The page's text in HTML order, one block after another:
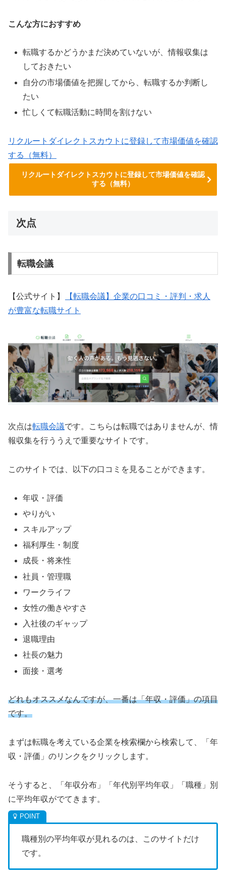
こんな方におすすめ
転職するかどうかまだ決めていないが、情報収集は
しておきたい
自分の市場価値を把握してから、転職するか判断し
たい
忙しくて転職活動に時間を割けない
リクルートダイレクトスカウトに登録して市場価値を確認
する（無料）
リクルートダイレクトスカウトに登録して市場価値を確認
する（無料）
次点
転職会議
【公式サイト】
【転職会議】企業の口コミ・評判・求人
が豊富な転職サイト
次点は転職会議です。こちらは転職ではありませんが、情
報収集を行ううえで重要なサイトです。
このサイトでは、以下の口コミを見ることができます。
年収・評価
やりがい
スキルアップ
福利厚生・制度
成長・将来性
社員・管理職
ワークライフ
女性の働きやすさ
入社後のギャップ
退職理由
社長の魅力
面接・選考
どれもオススメなんですが、一番は「年収・評価」の項目
です。
まずは転職を考えている企業を検索欄から検索して、「年
収・評価」のリンクをクリックします。
そうすると、「年収分布」「年代別平均年収」「職種」別
に平均年収がでてきます。
職種別の平均年収が見れるのは、このサイトだけ
です。